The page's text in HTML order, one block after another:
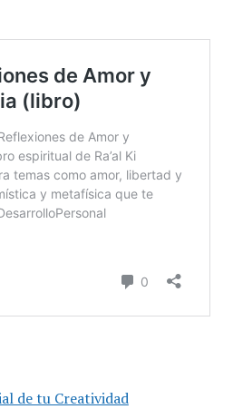
de tu Creatividad